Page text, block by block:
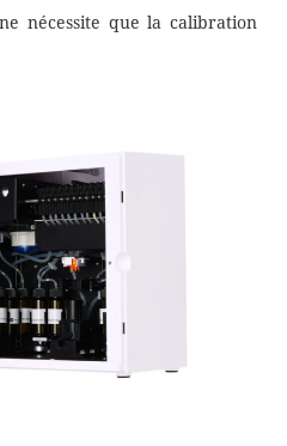
nécessite que la calibration